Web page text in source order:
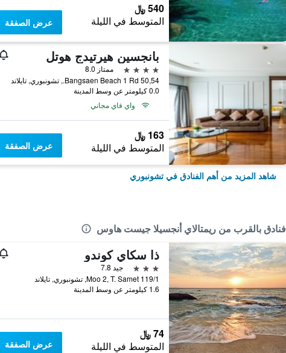
540 ﷼
المتوسط في الليلة عرض الصفقة
بانجسين هيرتيدج هوتل
4 نجوم
ممتاز 8.0
50,54 Bangsaen Beach 1 Rd., تشونبوري, تايلاند
0.0 كيلومتر عن وسط المدينة
واي فاي مجاني
163 ﷼
المتوسط في الليلة عرض الصفقة
شاهد المزيد من أهم الفنادق في تشونبوري
فنادق بالقرب من ريمتالاي أنجسيلا جيست هاوس
ذا سكاي كوندو
3 نجوم
جيد 7.8
119/1 Moo 2, T. Samet, تشونبوري, تايلاند
1.6 كيلومتر عن وسط المدينة
74 ﷼
المتوسط في الليلة عرض الصفقة